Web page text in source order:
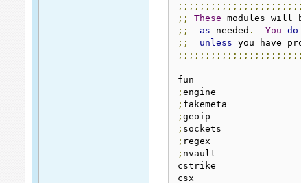
;;
These modules will
;;
as needed . You do
;;
unless you have
;
;
;
;
;
; nvault
cstrike